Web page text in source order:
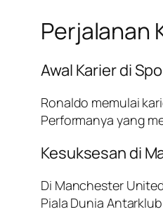
Perjalanan
Awal Karier di
Ronaldo memulai
Performanya yang
Kesuksesan di
Di Manchester
Piala Dunia